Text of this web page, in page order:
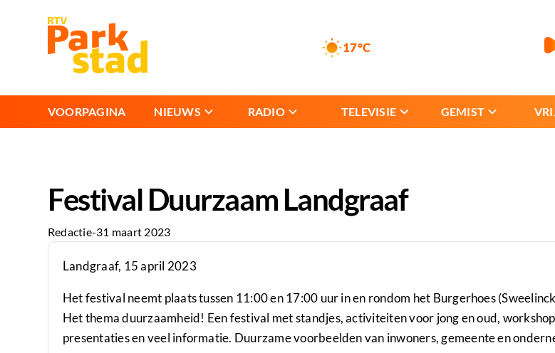
17°C
VOORPAGINA NIEUWS RADIO TELEVISIE GEMIST
Festival Duurzaam Landgraaf
Redactie-31 maart 2023
Landgraaf, 15 april 2023
Het festival neemt plaats tussen 11:00 en 17:00 uur in en rondom het Burgerhoes
Het thema duurzaamheid! Een festival met standjes, activiteiten voor jong en oud,
presentaties en veel informatie. Duurzame voorbeelden van inwoners, gemeente en